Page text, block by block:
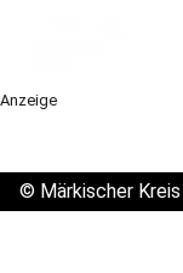
Anzeige
© Märkischer Kreis